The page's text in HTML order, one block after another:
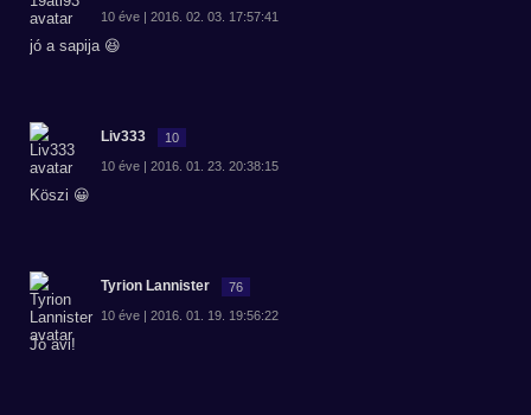
10 éve | 2016. 02. 03. 17:57:41
jó a sapija 😆
Liv333 10
10 éve | 2016. 01. 23. 20:38:15
Köszi 😀
Tyrion Lannister 76
10 éve | 2016. 01. 19. 19:56:22
Jó avi!